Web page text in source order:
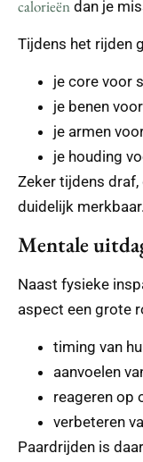
calorieën dan je
Tijdens het rijden
je core voor
je benen
je armen
je houding
Zeker tijdens
duidelijk merkbaar.
Mentale
Naast fysieke
aspect een grote
timing van
aanvoelen
reageren op
verbeteren
Paardrijden is